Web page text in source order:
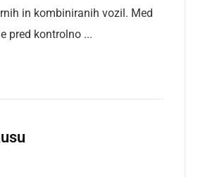
in kombiniranih vozil. Med
pred kontrolno ...